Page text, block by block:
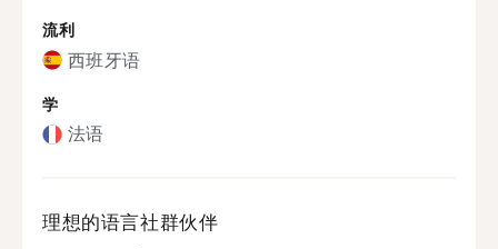
流利
西班牙语
学
法语
理想的语言社群伙伴